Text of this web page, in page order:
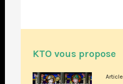
KTO vous propose
Article